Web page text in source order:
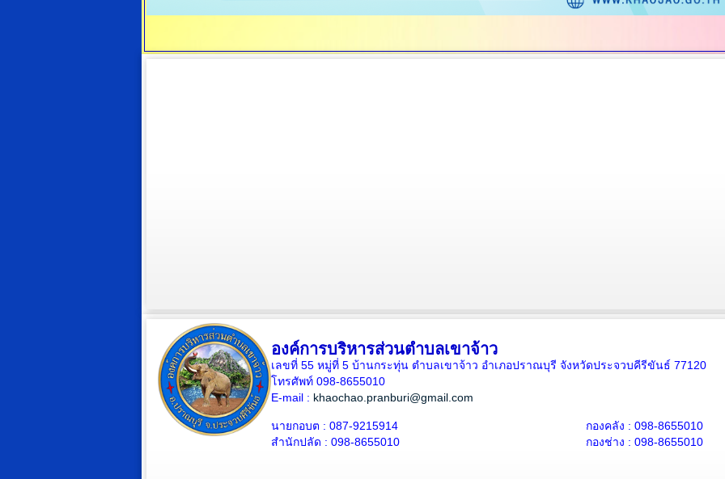
องค์การบริหารส่วนตำบลเขาจ้าว
เลขที่ 55 หมู่ที่ 5 บ้านกระทุ่น ตำบลเขาจ้าว อำเภอปราณบุรี จังหวัดประจวบคีรีขันธ์ 77120
โทรศัพท์ 098-8655010
E-mail : khaochao.pranburi@gmail.com
นายกอบต : 087-9215914
สำนักปลัด : 098-8655010
กองคลัง : 098-8655010
กองช่าง : 098-8655010